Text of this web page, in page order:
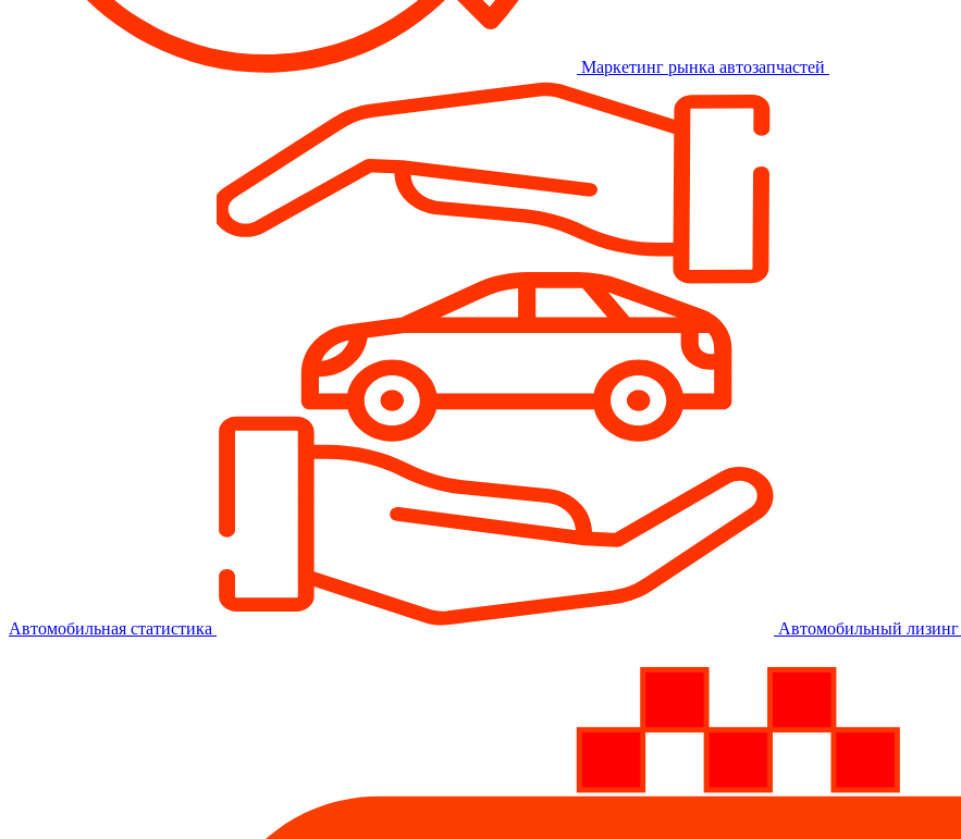
Маркетинг рынка автозапчастей
Автомобильная статистика Автомобильный лизинг